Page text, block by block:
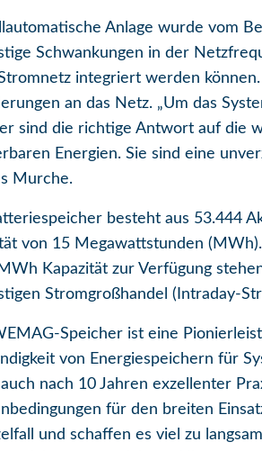
Anlage wurde vom
Schwankungen in der
integriert werden
an das Netz. „Um das
sind die richtige Antwort auf die
Energien. Sie sind eine
Murche.
besteht aus 53.444
von 15 Megawattstunden
Kapazität zur Verfügung
Stromgroßhandel (Intraday-
Speicher ist eine
von Energiespeichern für
nach 10 Jahren exzellenter
für den breiten
und schaffen es viel zu